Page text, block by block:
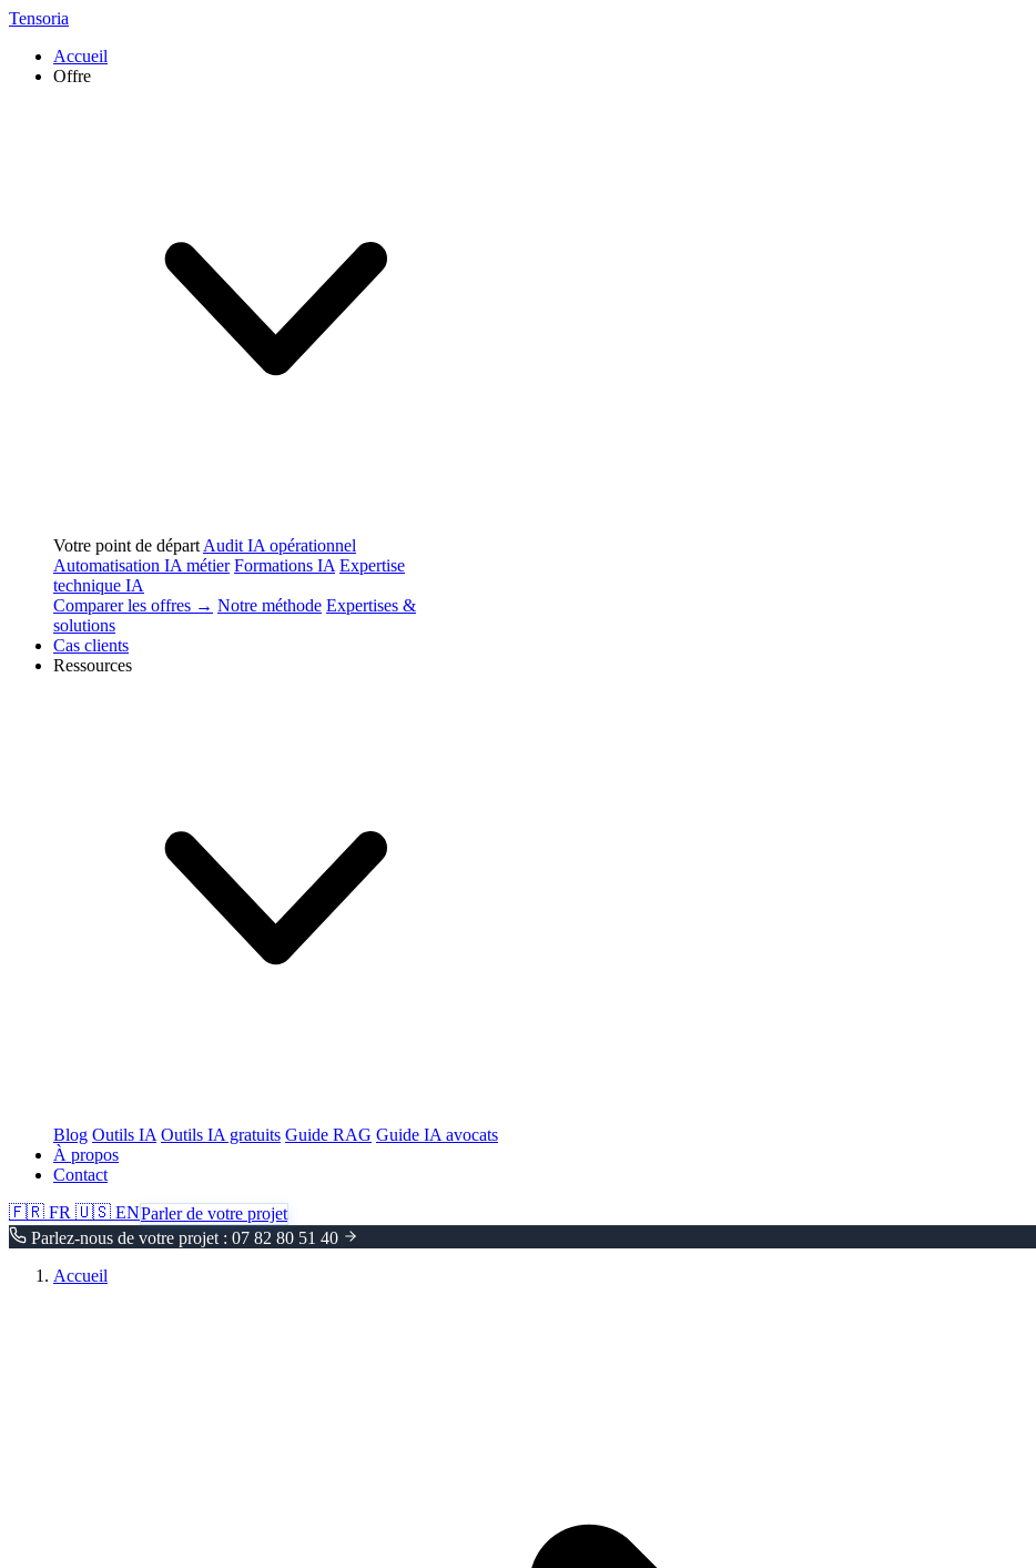
Tensoria
Accueil
Offre
Votre point de départ Audit IA opérationnel
Automatisation IA métier Formations IA Expertise
technique IA
Comparer les offres → Notre méthode Expertises &
solutions
Cas clients
Ressources
Blog Outils IA Outils IA gratuits Guide RAG Guide IA avocats
À propos
Contact
🇫🇷 FR 🇺🇸 ENParler de votre projet
Parlez-nous de votre projet : 07 82 80 51 40
Accueil